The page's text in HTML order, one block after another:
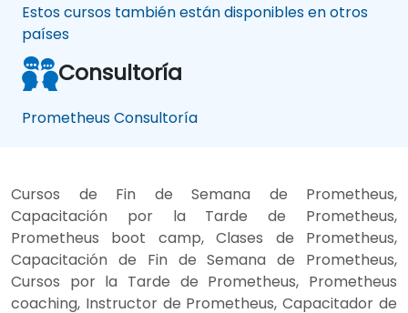
Estos cursos también están disponibles en otros
países
Consultoría
Prometheus Consultoría
Cursos de Fin de Semana de Prometheus,
Capacitación por la Tarde de Prometheus,
Prometheus boot camp, Clases de Prometheus,
Capacitación de Fin de Semana de Prometheus,
Cursos por la Tarde de Prometheus, Prometheus
coaching, Instructor de Prometheus, Capacitador de